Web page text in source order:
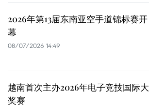
2026年第13届东南亚空手道锦标赛开
幕
08/07/2026 14:49
越南首次主办2026年电子竞技国际大
奖赛